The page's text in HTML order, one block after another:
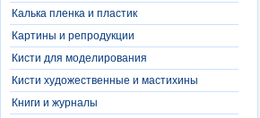
Калька пленка и пластик
Картины и репродукции
Кисти для моделирования
Кисти художественные и мастихины
Книги и журналы